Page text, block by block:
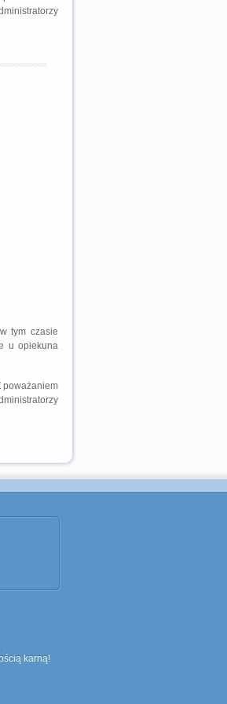
tym czasie
u opiekuna
poważaniem
karną!